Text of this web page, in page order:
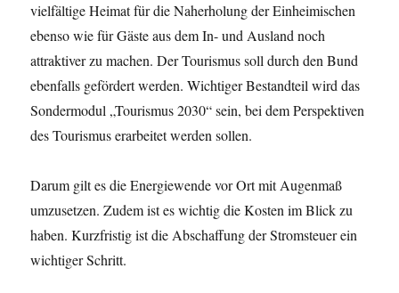
vielfältige Heimat für die Naherholung der Einheimischen
ebenso wie für Gäste aus dem In- und Ausland noch
attraktiver zu machen. Der Tourismus soll durch den Bund
ebenfalls gefördert werden. Wichtiger Bestandteil wird das
Sondermodul „Tourismus 2030“ sein, bei dem Perspektiven
des Tourismus erarbeitet werden sollen.
Darum gilt es die Energiewende vor Ort mit Augenmaß
umzusetzen. Zudem ist es wichtig die Kosten im Blick zu
haben. Kurzfristig ist die Abschaffung der Stromsteuer ein
wichtiger Schritt.